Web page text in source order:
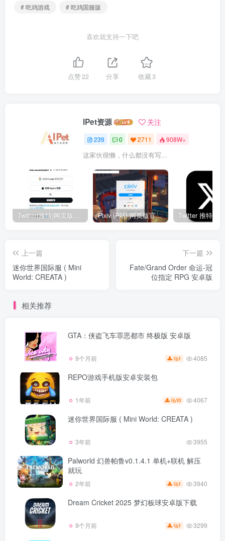
# 吃鸡游戏
# 吃鸡国服版
喜欢就支持一下吧
点赞22 分享 收藏3
IPet资源 关注
239 0 2711 908W+
这家伙很懒，什么都没有写...
Twitter(推特)网页版官网入口地址 Pixiv (P站) 网页版官网入口地址
上一篇
迷你世界国际服 ( Mini
World: CREATA )
下一篇
Fate/Grand Order 命运-冠
位指定 RPG 安卓版
相关推荐
GTA：侠盗飞车罪恶都市 终极版 安卓版
9个月前 1 4085
REPO游戏手机版安卓安装包
1年前 10 4067
迷你世界国际服 ( Mini World: CREATA )
3年前 3955
Palworld 幻兽帕鲁v0.1.4.1 单机+联机 解压
就玩
2年前 1 3940
Dream Cricket 2025 梦幻板球安卓版下载
9个月前 1 3299